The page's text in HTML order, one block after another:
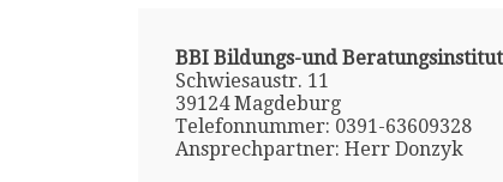
BBI Bildungs-und
Schwiesaustr. 11
39124 Magdeburg
Telefonnummer: 0391-63609328
Ansprechpartner: Herr Donzyk